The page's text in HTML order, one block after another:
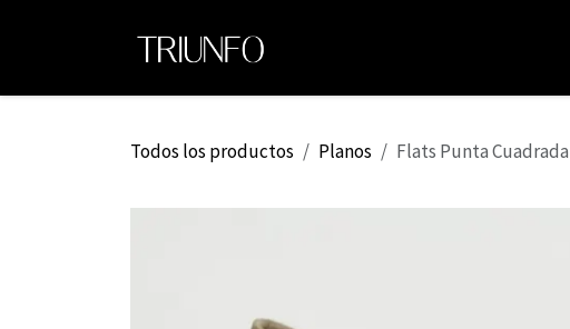
Todos los productos Planos Flats Punta Cuadrada